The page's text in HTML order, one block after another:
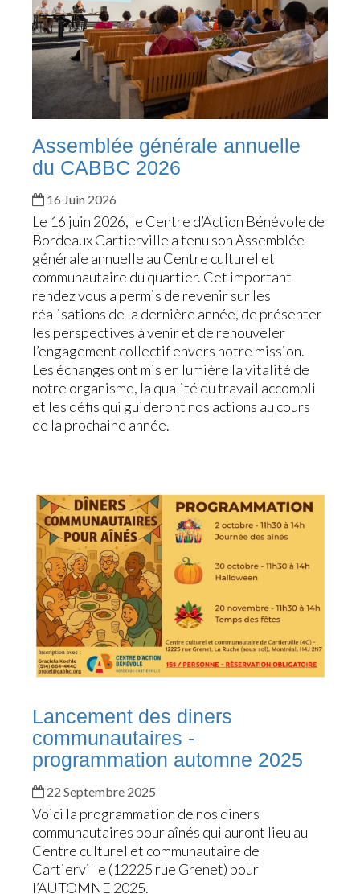
Assemblée générale annuelle
du CABBC 2026
16 Juin 2026
Le 16 juin 2026, le Centre d’Action Bénévole de
Bordeaux Cartierville a tenu son Assemblée
générale annuelle au Centre culturel et
communautaire du quartier. Cet important
rendez vous a permis de revenir sur les
réalisations de la dernière année, de présenter
les perspectives à venir et de renouveler
l’engagement collectif envers notre mission.
Les échanges ont mis en lumière la vitalité de
notre organisme, la qualité du travail accompli
et les défis qui guideront nos actions au cours
de la prochaine année.
Lancement des diners
communautaires -
programmation automne 2025
22 Septembre 2025
Voici la programmation de nos diners
communautaires pour aînés qui auront lieu au
Centre culturel et communautaire de
Cartierville (12225 rue Grenet) pour
l’AUTOMNE 2025.